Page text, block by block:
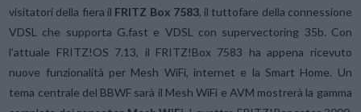
visitatori della fiera il FRITZ Box 7583, il tuttofare della connessione
VDSL che supporta G.fast e VDSL con supervectoring 35b. Con
l’attuale FRITZ!OS 7.13, il FRITZ!Box 7583 ha appena ricevuto
nuove funzionalità per Mesh WiFi, internet e la Smart Home. Un
tema centrale del BBWF sarà il Mesh WiFi e AVM mostrerà la gamma